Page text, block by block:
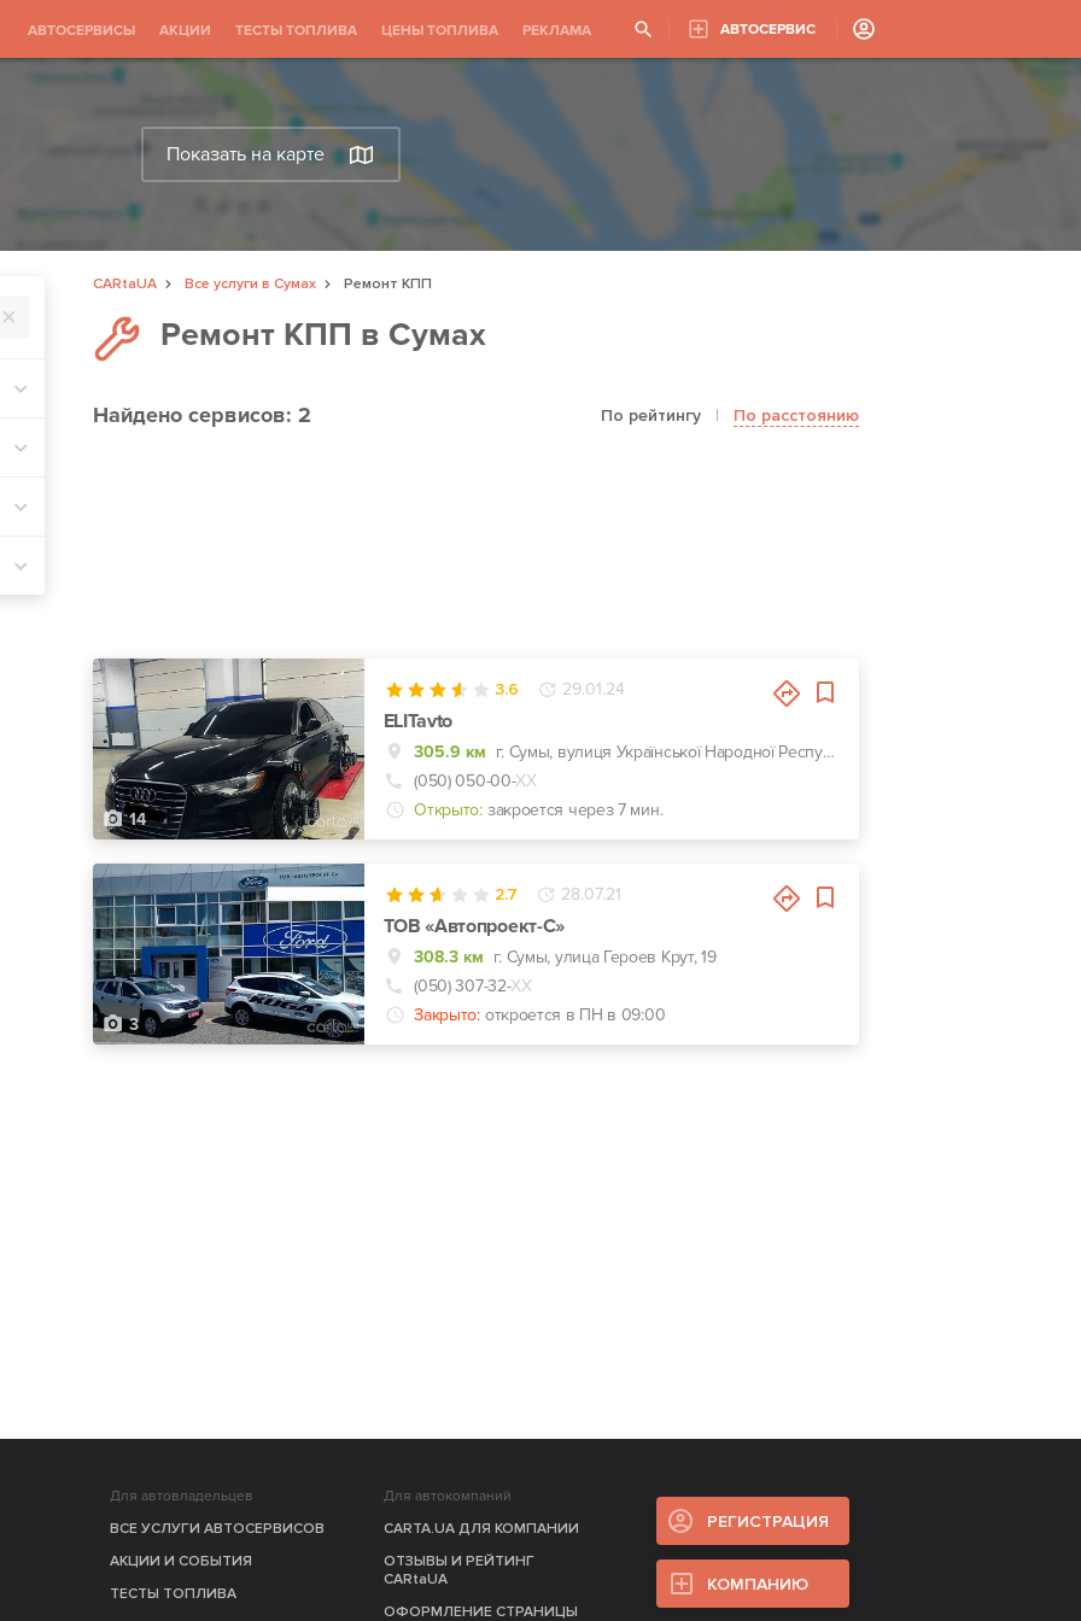
АВТОСЕРВИСЫ АКЦИИ ТЕСТЫ ТОПЛИВА ЦЕНЫ ТОПЛИВА РЕКЛАМА АВТОСЕРВИС
Показать на карте
CARtaUA Все услуги в Сумах
Ремонт КПП
Ремонт КПП в Сумах
Найденосервисов: 2 По рейтингу | По расстоянию
14
3.6 29.01.24
ELITavto
305.9 км
г. Сумы, вулиця Української Народної Республіки, 4
(050) 050-00-ХХ
Открыто: закроется через 7 мин.
3
2.7 28.07.21
ТОВ «Автопроект-С»
308.3 км г. Сумы, улица Героев Крут, 19
(050) 307-32-ХХ
Закрыто: откроется в ПН в 09:00
Для автовладельцев
ВСЕ УСЛУГИ АВТОСЕРВИСОВ
АКЦИИ И СОБЫТИЯ
ТЕСТЫ ТОПЛИВА
Для автокомпаний
CARTA.UA ДЛЯ КОМПАНИИ
ОТЗЫВЫ И РЕЙТИНГ
CARtaUA
ОФОРМЛЕНИЕ СТРАНИЦЫ
РЕГИСТРАЦИЯ
КОМПАНИЮ